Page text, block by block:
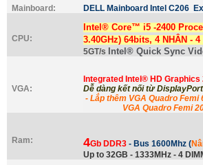
Mainboard:
DELL Mainboard Intel C206
CPU:
Intel®Core™i5-2400
3.40GHz) 64bits, 4 NHÂN - 4
5GT/s Intel® Quick Sync
VGA:
Integrated Intel® HD Graphics
Dễ dàng kết nối từ
- Lắp thêm VGA Quadro
VGA Quadro Femi
Ram: 4Gb DDR3 - Bus 1600Mhz (
Up to 32GB - 1333MHz - 4